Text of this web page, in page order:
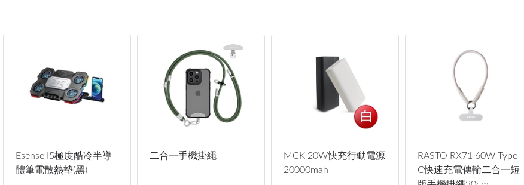
Esense I5極度酷冷半導
體筆電散熱墊(黑)
二合一手機掛繩
MCK 20W快充行動電源
20000mah
RASTO RX71 60W Type
C快速充電傳輸二合一短